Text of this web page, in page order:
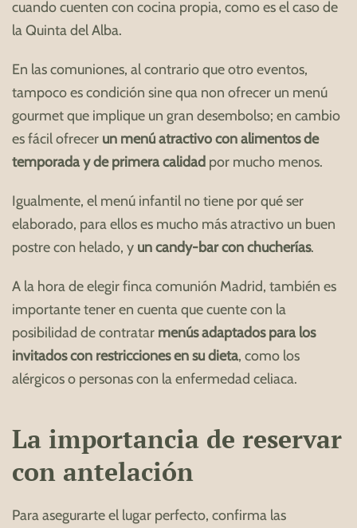
cuando cuenten con cocina propia, como es el caso de
la Quinta del Alba.
En las comuniones, al contrario que otro eventos,
tampoco es condición sine qua non ofrecer un menú
gourmet que implique un gran desembolso; en cambio
es fácil ofrecer un menú atractivo con alimentos de
temporada y de primera calidad por mucho menos.
Igualmente, el menú infantil no tiene por qué ser
elaborado, para ellos es mucho más atractivo un buen
postre con helado, y un candy-bar con chucherías.
A la hora de elegir finca comunión Madrid, también es
importante tener en cuenta que cuente con la
posibilidad de contratar menús adaptados para los
invitados con restricciones en su dieta, como los
alérgicos o personas con la enfermedad celiaca.
La importancia de reservar
con antelación
Para asegurarte el lugar perfecto, confirma las